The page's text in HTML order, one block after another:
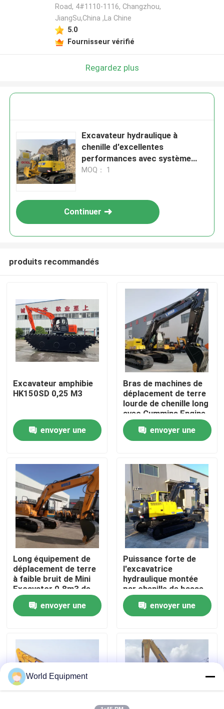
À la maison
À propos de nous
Visite de l'usine
Contrôle de la qualité
Nous contacter
Nouvelles
Les affaires
Excavatrice hydraulique de chenille
Mini Crawler Excavator
Road, 4#1110-1116, Changzhou,
JiangSu,China ,La Chine
5.0
Fournisseur vérifié
Regardez plus
Excavateur hydraulique à
chenille d'excellentes
performances avec système
hydraulique de 27 MPa
MOQ： 1
Continuer
produits recommandés
Excavateur amphibie
HK150SD 0,25 M3
envoyer une
Bras de machines de
déplacement de terre
lourde de chenille long
avec Cummins Engine
envoyer une
Long équipement de
déplacement de terre
à faible bruit de Mini
Excavator 0.8m3 de
bras
envoyer une
Puissance forte de
l'excavatrice
hydraulique montée
par chenille de basse
consommation
2000rpmenvoyer une
World Equipment